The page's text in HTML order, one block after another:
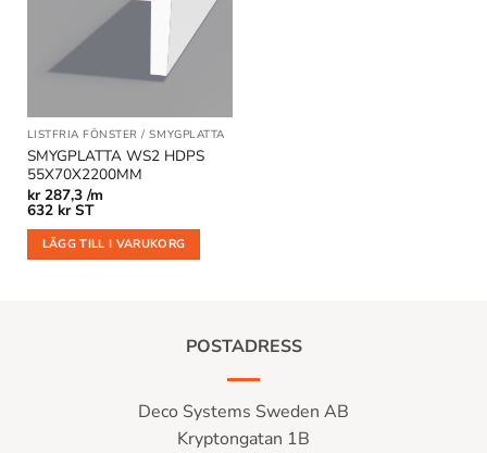
önskelistan
LISTFRIA FÖNSTER / SMYGPLATTA
SMYGPLATTA WS2 HDPS
55X70X2200MM
kr287,3 /m
632 kr ST
LÄGG TILL I VARUKORG
POSTADRESS
Deco Systems Sweden AB
Kryptongatan 1B